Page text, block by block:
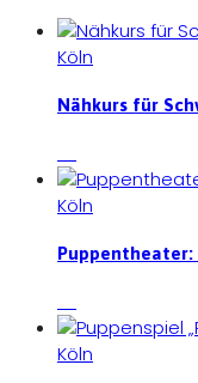
Köln
Nähkurs für
Köln
Puppentheater:
Köln